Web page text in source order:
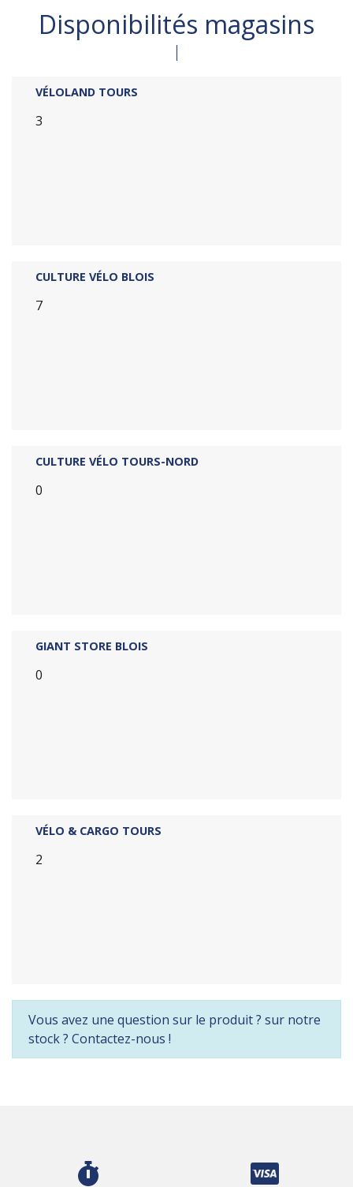
Disponibilités magasins
VÉLOLAND TOURS
3
CULTURE VÉLO BLOIS
7
CULTURE VÉLO TOURS-NORD
0
GIANT STORE BLOIS
0
VÉLO & CARGO TOURS
2
Vous avez une question sur le produit ? sur notre
stock ? Contactez-nous !